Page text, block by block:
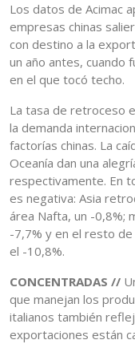
Los datos de Acimac
empresas chinas
con destino a la
un año antes, cuando
en el que tocó techo.
La tasa de retroceso
la demanda
factorías chinas. La
Oceanía dan una
respectivamente. En
es negativa: Asia
área Nafta, un -0,8%;
-7,7% y en el resto
el -10,8%.
CONCENTRADAS //
que manejan los
italianos también
exportaciones están